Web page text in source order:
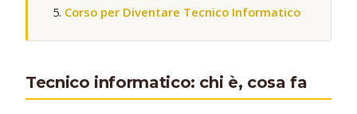
Corso per Diventare Tecnico Informatico
Tecnico informatico: chi è, cosa fa